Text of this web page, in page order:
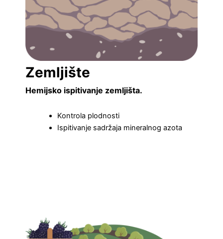
Zemljište
Hemijsko ispitivanje zemljišta.
Kontrola plodnosti
Ispitivanje sadržaja mineralnog azota